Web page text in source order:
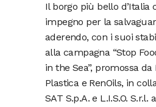
Il borgo più bello d’Italia
impegno per la
aderendo, con i suoi
alla campagna “Stop
in the Sea”, promossa da
Plastica e RenOils, in
SAT S.p.A. e L.I.S.O.